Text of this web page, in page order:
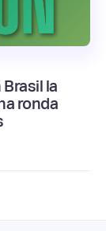
la
ronda